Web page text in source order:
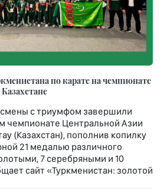
по карате на чемпионате
с триумфом завершили
чемпионате Центральной Азии
(Казахстан), пополнив копилку
21 медалью различного
7 серебряными и 10
сайт «Туркменистан: золотой